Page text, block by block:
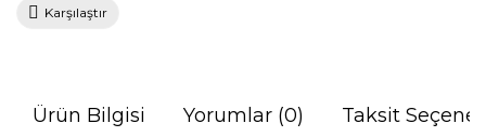
Karşılaştır
Ürün Bilgisi Yorumlar (0) Taksit